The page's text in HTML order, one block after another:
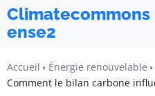
Climatecommons
ense2
Accueil
Énergie renouvelable
Comment le bilan carbone